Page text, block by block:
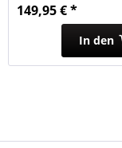
149,95 € *
In den